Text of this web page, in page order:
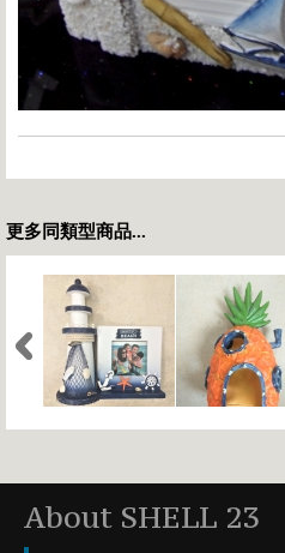
更多同類型商品...
About SHELL 23